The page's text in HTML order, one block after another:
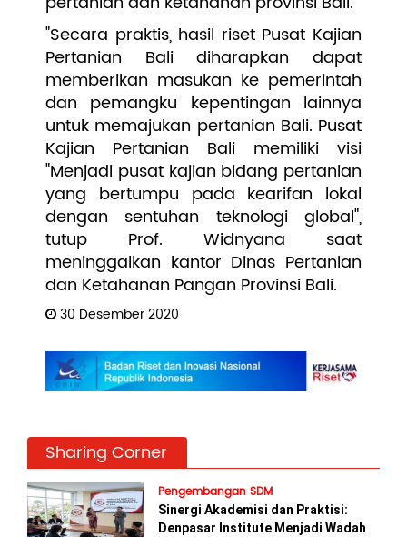
"Secara praktis, hasil riset Pusat Kajian
Pertanian Bali diharapkan dapat
memberikan masukan ke pemerintah
dan pemangku kepentingan lainnya
untuk memajukan pertanian Bali. Pusat
Kajian Pertanian Bali memiliki visi
"Menjadi pusat kajian bidang pertanian
yang bertumpu pada kearifan lokal
dengan sentuhan teknologi global",
tutup Prof. Widnyana saat
meninggalkan kantor Dinas Pertanian
dan Ketahanan Pangan Provinsi Bali.
30 Desember 2020
Sharing Corner
Pengembangan SDM
Sinergi Akademisi dan Praktisi:
Denpasar Institute Menjadi Wadah